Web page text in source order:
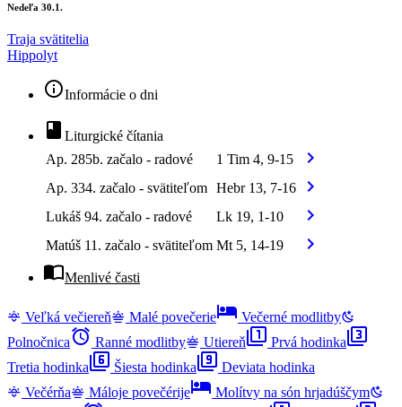
Nedeľa 30.1.
Traja svätitelia
Hippolyt
info_outlineInformácie o dni
book Liturgické čítania
Ap. 285b. začalo - radové
1 Tim 4, 9-15 chevron_right
Ap. 334. začalo - svätiteľom Hebr 13, 7-16 chevron_right
Lukáš 94. začalo - radové Lk 19, 1-10 chevron_right
Matúš 11. začalo - svätiteľom Mt 5, 14-19
chevron_right
import_contactsMenlivé časti
Veľká večiereň Malé povečeriehotel Večerné modlitby
Polnočnicaalarm Ranné modlitby Utiereňfilter_1 Prvá hodinkafilter_3
Tretia hodinkafilter_6 Šiesta hodinkafilter_9 Deviata hodinka
Večérňa
Máloje povečérijehotel Molítvy na són hrjadúščym